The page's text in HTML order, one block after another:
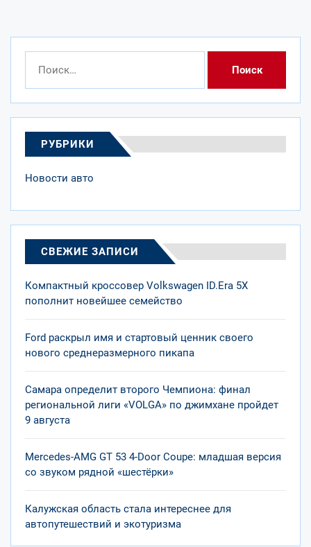
РУБРИКИ
Новости авто
СВЕЖИЕ ЗАПИСИ
Компактный кроссовер Volkswagen ID.Era 5X
пополнит новейшее семейство
Ford раскрыл имя и стартовый ценник своего
нового среднеразмерного пикапа
Самара определит второго Чемпиона: финал
региональной лиги «VOLGA» по джимхане пройдет
9 августа
Mercedes-AMG GT 53 4-Door Coupe: младшая версия
со звуком рядной «шестёрки»
Калужская область стала интереснее для
автопутешествий и экотуризма